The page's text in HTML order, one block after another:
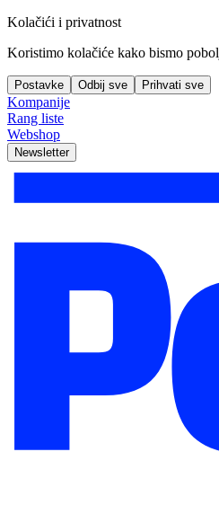
Kolačići i privatnost
Koristimo kolačiće kako bismo
Postavke Odbij sve Prihvati sve
Kompanije
Rang liste
Webshop
Newsletter